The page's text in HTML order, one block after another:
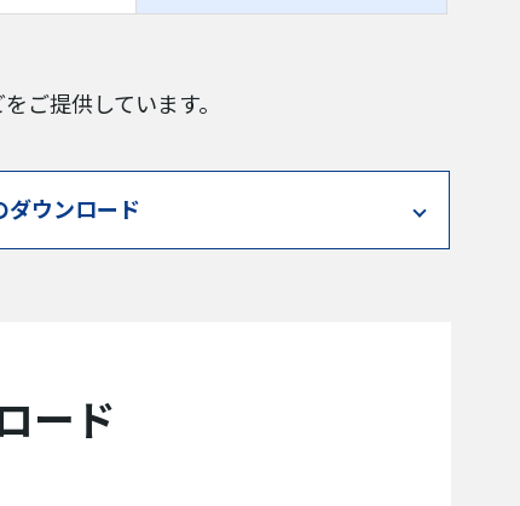
ご提供しています。
ダウンロード
ード